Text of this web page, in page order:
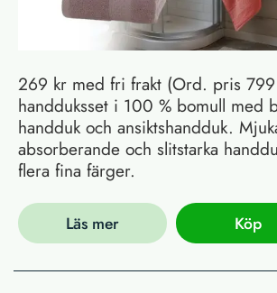
269 kr med fri frakt (Ord. pris
handduksset i 100 % bomull med
handduk och ansiktshandduk.
absorberande och slitstarka
flera fina färger.
Läs mer Köp